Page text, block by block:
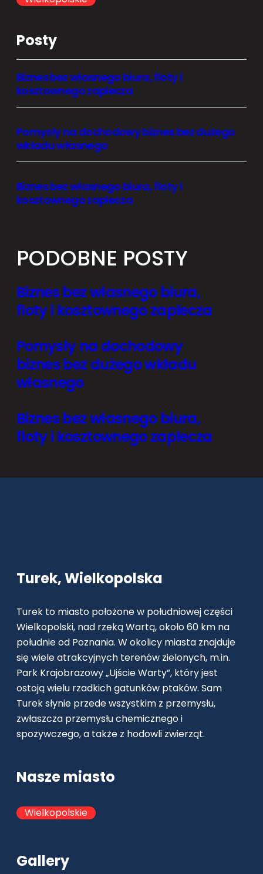
Posty
Biznes bez własnego biura, floty i
kosztownego zaplecza
Pomysły na dochodowy biznes bez dużego
wkładu własnego
Biznes bez własnego biura, floty i
kosztownego zaplecza
PODOBNE POSTY
Biznes bez własnego biura,
floty i kosztownego zaplecza
Pomysły na dochodowy
biznes bez dużego wkładu
własnego
Biznes bez własnego biura,
floty i kosztownego zaplecza
Turek, Wielkopolska
Turek to miasto położone w południowej części
Wielkopolski, nad rzeką Wartą, około 60 km na
południe od Poznania. W okolicy miasta znajduje
się wiele atrakcyjnych terenów zielonych, m.in.
Park Krajobrazowy „Ujście Warty”, który jest
ostoją wielu rzadkich gatunków ptaków. Sam
Turek słynie przede wszystkim z przemysłu,
zwłaszcza przemysłu chemicznego i
spożywczego, a także z hodowli zwierząt.
Nasze miasto
Wielkopolskie
Gallery